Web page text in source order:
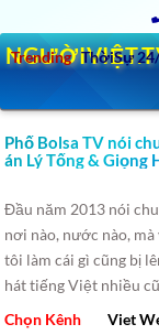
Trending ThờiSự
Phố Bolsa TV nói
án Lý Tống & Giọng
Đầu năm 2013 nói
nơi nào, nước nào,
tôi làm cái gì cũng bị
hát tiếng Việt nhiều
Chọn Kênh
Viet